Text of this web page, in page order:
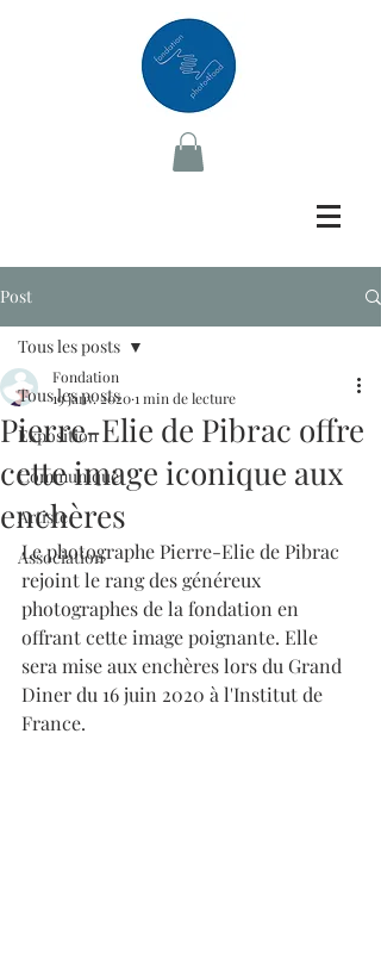
Post
Tous les posts
Exposition
Communiqué
Artiste
Association
Tous les posts
Pierre-Elie de Pibrac offre
cette image iconique aux
enchères
Fondation
19 janv. 20201 min de lecture
Le photographe Pierre-Elie de Pibrac
rejoint le rang des généreux
photographes de la fondation en
offrant cette image poignante. Elle
sera mise aux enchères lors du Grand
Diner du 16 juin 2020 à l'Institut de
France.